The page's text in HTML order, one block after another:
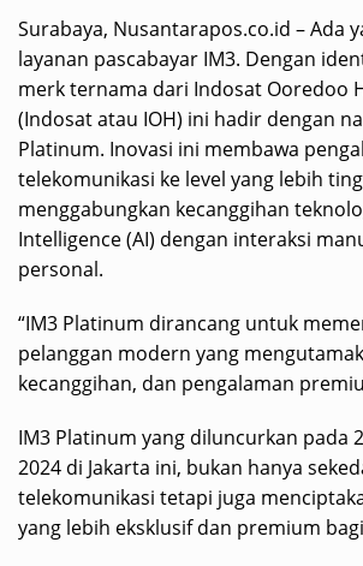
Surabaya, Nusantarapos.co.id – Ada
layanan pascabayar IM3. Dengan
merk ternama dari Indosat Ooredoo
(Indosat atau IOH) ini hadir dengan
Platinum. Inovasi ini membawa
telekomunikasi ke level yang lebih
menggabungkan kecanggihan
Intelligence (AI) dengan interaksi
personal.
“IM3 Platinum dirancang untuk
pelanggan modern yang
kecanggihan, dan pengalaman
IM3 Platinum yang diluncurkan pada
2024 di Jakarta ini, bukan hanya
telekomunikasi tetapi juga
yang lebih eksklusif dan premium